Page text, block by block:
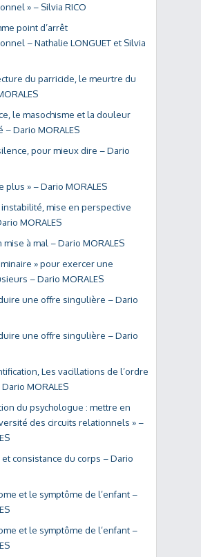
» – Silvia RICO
point d’arrêt
– Nathalie LONGUET et Silvia
du parricide, le meurtre du
le masochisme et la douleur
– Dario MORALES
pour mieux dire – Dario
plus » – Dario MORALES
mise en perspective
MORALES
mise à mal – Dario MORALES
» pour exercer une
– Dario MORALES
une offre singulière – Dario
une offre singulière – Dario
Les vacillations de l’ordre
MORALES
du psychologue : mettre en
des circuits relationnels » –
consistance du corps – Dario
et le symptôme de l’enfant –
et le symptôme de l’enfant –